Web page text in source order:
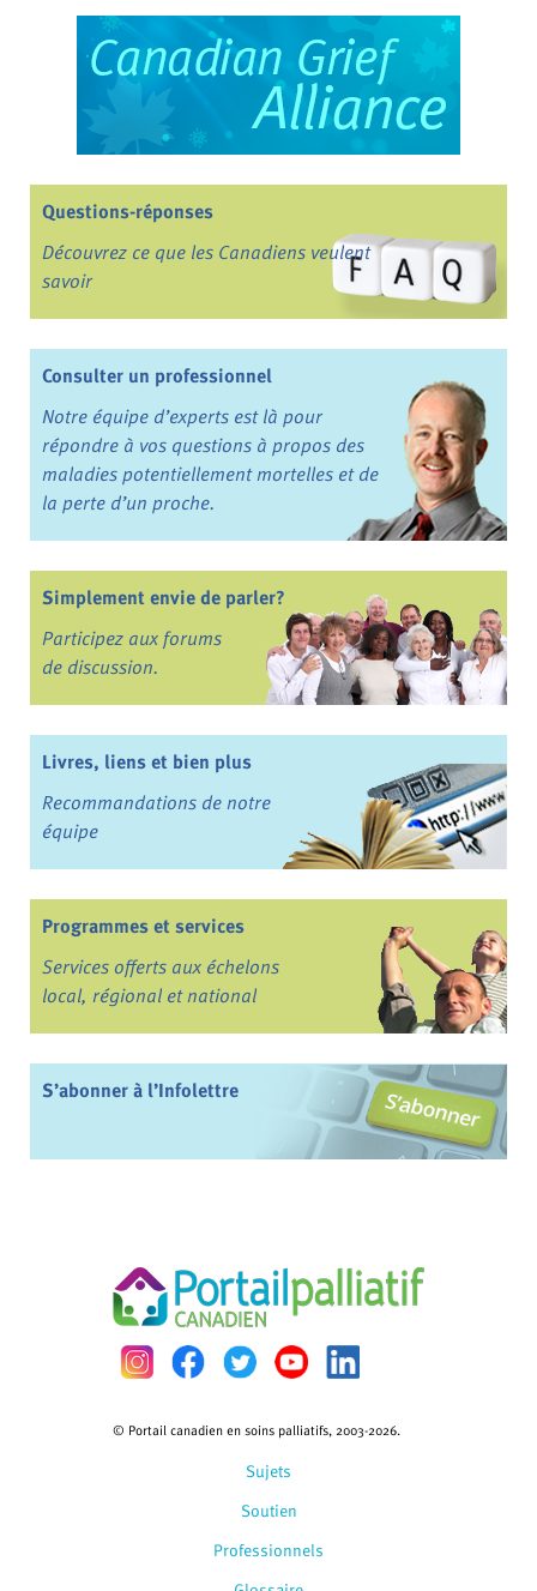
Questions-réponses
Découvrez ce que les Canadiens veulent
savoir
Consulter un professionnel
Notre équipe d’experts est là pour
répondre à vos questions à propos des
maladies potentiellement mortelles et de
la perte d’un proche.
Simplement envie de parler?
Participez aux forums
de discussion.
Livres, liens et bien plus
Recommandations de notre
équipe
Programmes et services
Services offerts aux échelons
local, régional et national
S’abonner à l’Infolettre
Sujets
Soutien
Professionnels
© Portail canadien en soins palliatifs, 2003-2026.